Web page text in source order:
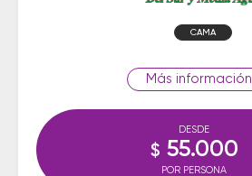
CAMA
información
DESDE
$ 55.000
POR PERSONA